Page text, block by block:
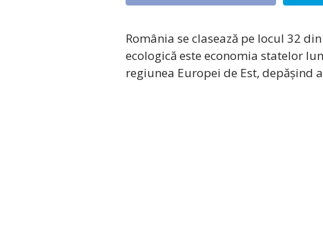
România se clasează pe locul 32
ecologică este economia statelor
regiunea Europei de Est, depășind